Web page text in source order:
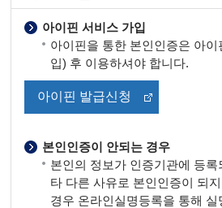
아이핀 서비스 가입
아이핀을 통한 본인인증은 아
입) 후 이용하셔야 합니다.
아이핀 발급신청
본인인증이 안되는 경우
본인의 정보가 인증기관에 등록
타 다른 사유로 본인인증이 되
경우 온라인실명등록을 통해